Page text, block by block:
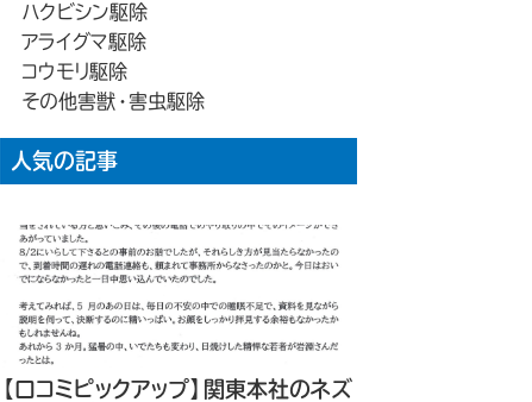
ハクビシン駆除
アライグマ駆除
コウモリ駆除
その他害獣・害虫駆除
人気の記事
【口コミピックアップ】関東本社のネズ